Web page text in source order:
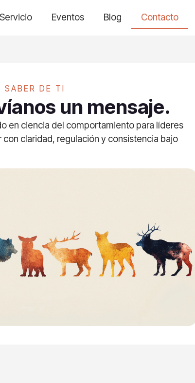
Servicio Eventos Blog Contacto
SABER DE TI
un mensaje.
en ciencia del comportamiento para líderes
claridad, regulación y consistencia bajo